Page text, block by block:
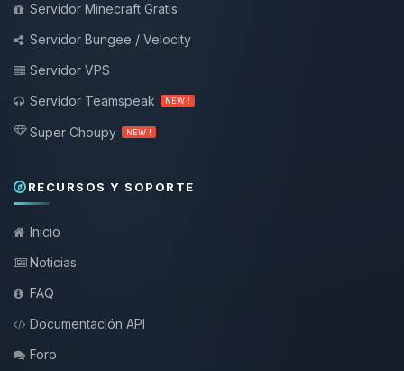
Servidor Minecraft Gratis
Servidor Bungee / Velocity
Servidor VPS
Servidor Teamspeak
NEW !
Super Choupy NEW !
RECURSOS Y SOPORTE
Inicio
Noticias
FAQ
Documentación API
Foro